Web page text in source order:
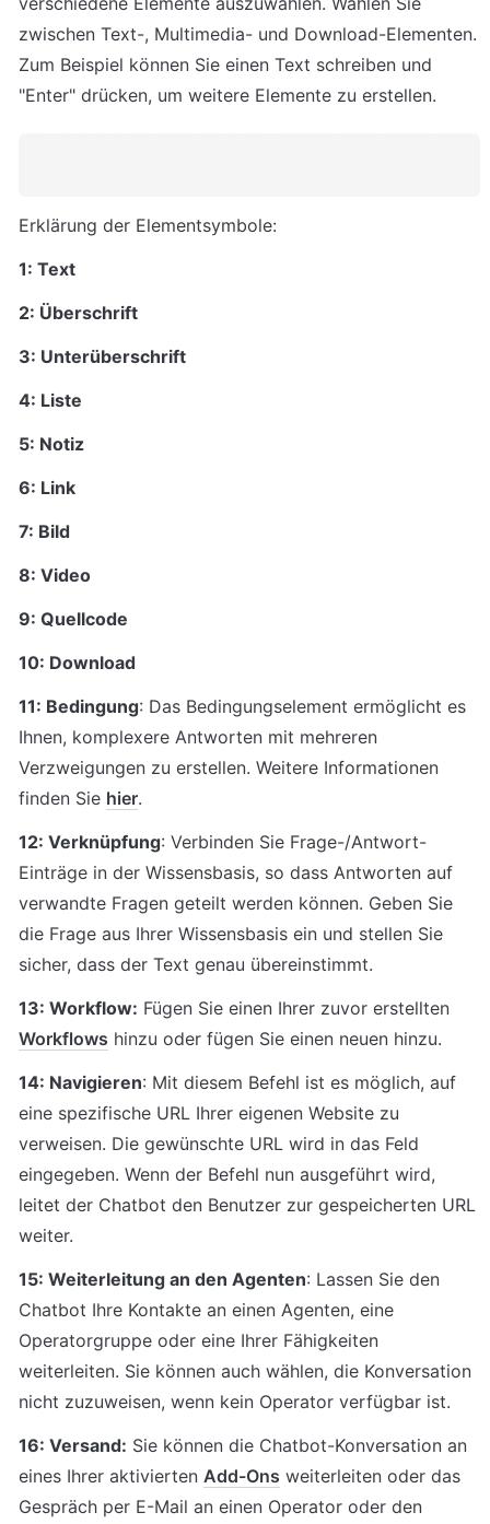
zwischen Text-, Multimedia- und Download-Elementen.
Zum Beispiel können Sie einen Text schreiben und
"Enter" drücken, um weitere Elemente zu erstellen.
Erklärung der Elementsymbole:
1: Text
2: Überschrift
3: Unterüberschrift
4: Liste
5: Notiz
6: Link
7: Bild
8: Video
9: Quellcode
10: Download
11: Bedingung: Das Bedingungselement ermöglicht es
Ihnen, komplexere Antworten mit mehreren
Verzweigungen zu erstellen. Weitere Informationen
finden Sie hier.
12: Verknüpfung: Verbinden Sie Frage-/Antwort-
Einträge in der Wissensbasis, so dass Antworten auf
verwandte Fragen geteilt werden können. Geben Sie
die Frage aus Ihrer Wissensbasis ein und stellen Sie
sicher, dass der Text genau übereinstimmt.
13: Workflow:
Workflows hinzu oder fügen Sie einen neuen hinzu.
14: Navigieren: Mit diesem Befehl ist es möglich, auf
eine spezifische URL Ihrer eigenen Website zu
verweisen. Die gewünschte URL wird in das Feld
eingegeben. Wenn der Befehl nun ausgeführt wird,
leitet der Chatbot den Benutzer zur gespeicherten URL
weiter.
15: Weiterleitung an den Agenten: Lassen Sie den
Chatbot Ihre Kontakte an einen Agenten, eine
Operatorgruppe oder eine Ihrer Fähigkeiten
weiterleiten. Sie können auch wählen, die Konversation
nicht zuzuweisen, wenn kein Operator verfügbar ist.
16: Versand: Sie können die Chatbot-Konversation an
eines Ihrer aktivierten Add-Ons weiterleiten oder das
Gespräch per E-Mail an einen Operator oder den